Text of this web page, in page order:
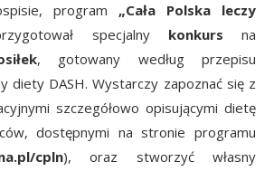
program „Cała Polska leczy
specjalny konkurs na
, gotowany według przepisu
diety DASH. Wystarczy zapoznać się z
szczegółowo opisującymi dietę
dostępnymi na stronie programu
cpln), oraz stworzyć własny